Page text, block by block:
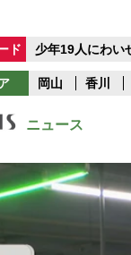
ド 少年19人にわい
岡山 香川
ニュース